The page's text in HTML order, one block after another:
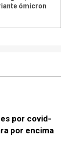
por covid-
por encima
ómicron